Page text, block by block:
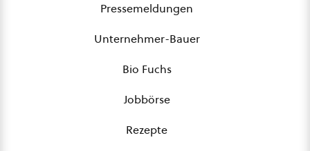
Pressemeldungen
Unternehmer-Bauer
Bio Fuchs
Jobbörse
Rezepte